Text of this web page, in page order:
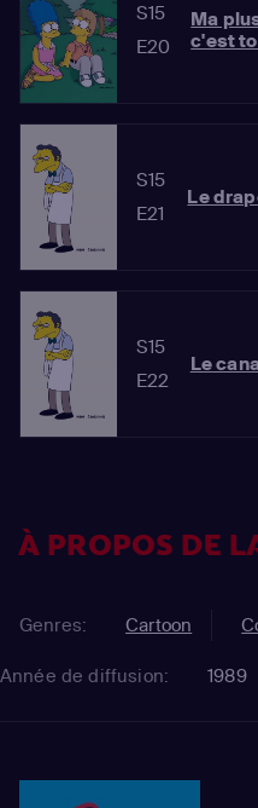
S15
E20
Ma
c'est
S15
E21
Le
S15
E22
Le
À PROPOS DE
Genres: Cartoon
Année de diffusion: 1989